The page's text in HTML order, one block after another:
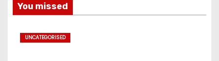
You missed
UNCATEGORISED